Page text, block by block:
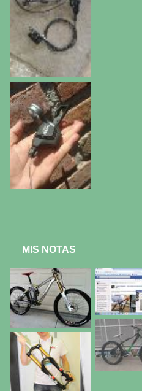
MIS NOTAS